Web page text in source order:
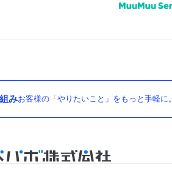
みお客様の「やりたいこと」をもっと手軽に